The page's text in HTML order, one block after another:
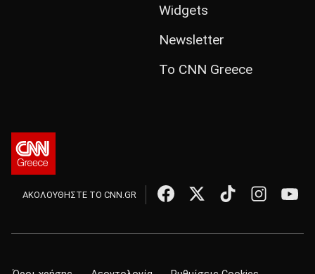
Widgets
Newsletter
Το CNN Greece
ΑΚΟΛΟΥΘΗΣΤΕ ΤΟ CNN.GR